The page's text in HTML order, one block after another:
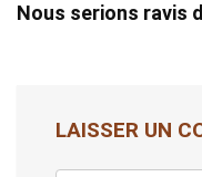
Nous serions ravis
LAISSER UN